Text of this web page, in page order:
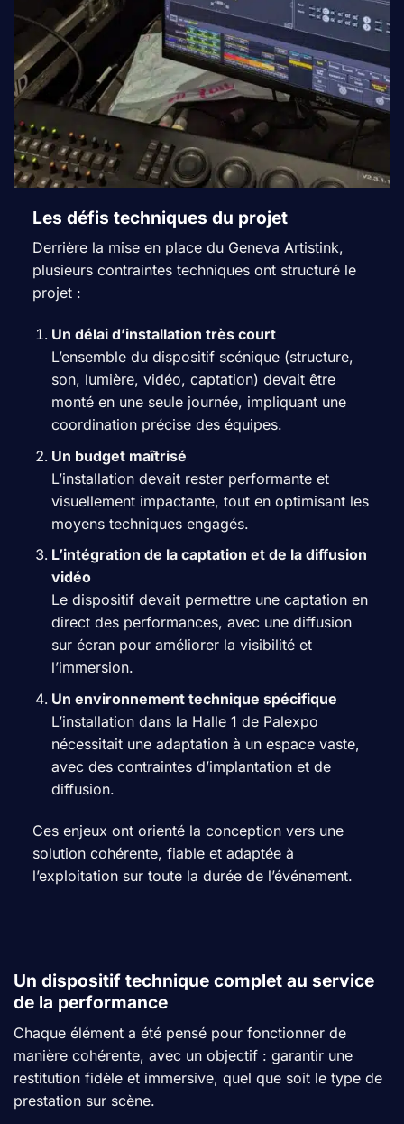
Les défis techniques du projet
Derrière la mise en place du Geneva Artistink,
plusieurs contraintes techniques ont structuré le
projet :
Un délai d’installation très court
L’ensemble du dispositif scénique (structure,
son, lumière, vidéo, captation) devait être
monté en une seule journée, impliquant une
coordination précise des équipes.
Un budget maîtrisé
L’installation devait rester performante et
visuellement impactante, tout en optimisant les
moyens techniques engagés.
L’intégration de la captation et de la diffusion
vidéo
Le dispositif devait permettre une captation en
direct des performances, avec une diffusion
sur écran pour améliorer la visibilité et
l’immersion.
Un environnement technique spécifique
L’installation dans la Halle 1 de Palexpo
nécessitait une adaptation à un espace vaste,
avec des contraintes d’implantation et de
diffusion.
Ces enjeux ont orienté la conception vers une
solution cohérente, fiable et adaptée à
l’exploitation sur toute la durée de l’événement.
Un dispositif technique complet au service
de la performance
Chaque élément a été pensé pour fonctionner de
manière cohérente, avec un objectif : garantir une
restitution fidèle et immersive, quel que soit le type de
prestation sur scène.